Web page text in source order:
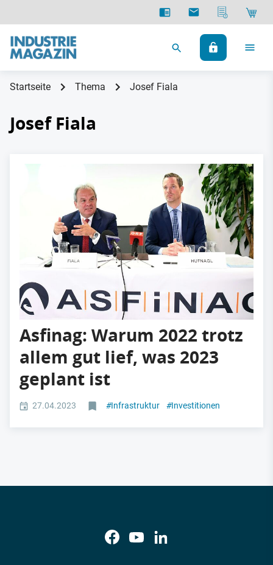
Startseite Thema Josef Fiala
Josef Fiala
Asfinag: Warum 2022 trotz
allem gut lief, was 2023
geplant ist
27.04.2023 #Infrastruktur #Investitionen